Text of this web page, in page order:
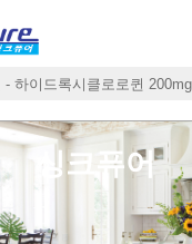
- 하이드록시클로로퀸
싱크퓨어